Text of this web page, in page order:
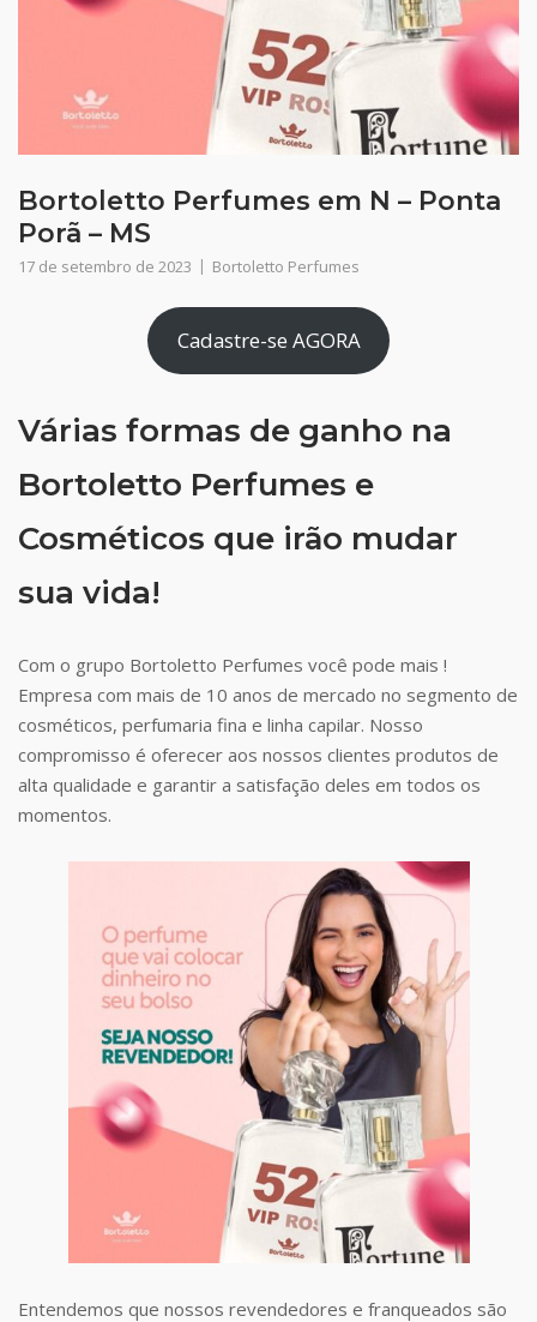
Bortoletto Perfumes em N – Ponta
Porã – MS
17 de setembro de 2023 Bortoletto Perfumes
Cadastre-se AGORA
Várias formas de ganho na
Bortoletto Perfumes e
Cosméticos que irão mudar
sua vida!
Com o grupo Bortoletto Perfumes você pode mais !
Empresa com mais de 10 anos de mercado no segmento de
cosméticos, perfumaria fina e linha capilar. Nosso
compromisso é oferecer aos nossos clientes produtos de
alta qualidade e garantir a satisfação deles em todos os
momentos.
Entendemos que nossos revendedores e franqueados são